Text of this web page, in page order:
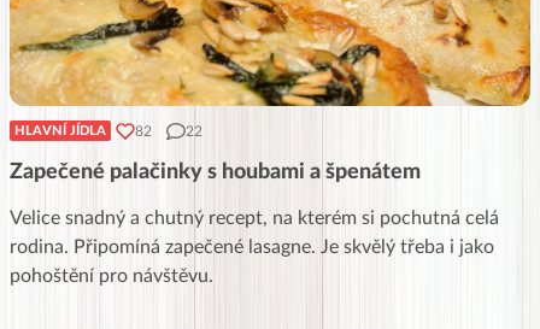
HLAVNÍ JÍDLA 82 22
Zapečené palačinky s houbami a špenátem
Velice snadný a chutný recept, na kterém si pochutná celá
rodina. Připomíná zapečené lasagne. Je skvělý třeba i jako
pohoštění pro návštěvu.